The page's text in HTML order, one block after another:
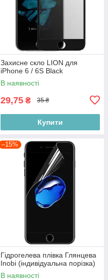
Захисне скло LION для
iPhone 6 / 6S Black
В наявності
29,75 ₴ 35 ₴
Купити
–15%
Гідрогелева плівка Глянцева
Inobi (індивідуальна порізка)
В наявності